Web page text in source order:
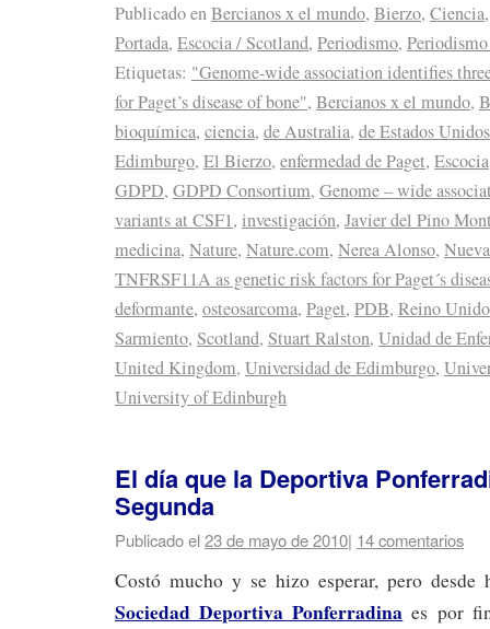
Publicado enBercianos x el mundo, Bierzo, Ciencia
Portada, Escocia / Scotland, Periodismo,
Etiquetas: "Genome-wide association identifies
for Paget’s disease of bone", Bercianos x el mundo,
bioquímica, ciencia, de Australia, de Estados Unidos
Edimburgo, El Bierzo, enfermedad de Paget, Escocia
GDPD, GDPD Consortium, Genome – wide
variants at CSF1, investigación, Javier del Pino
medicina, Nature, Nature.com, Nerea Alonso,
TNFRSF11A as genetic risk factors for Paget´s
deformante, osteosarcoma, Paget, PDB, Reino Unido
Sarmiento, Scotland, Stuart Ralston, Unidad de
United Kingdom, Universidad de Edimburgo,
University of Edinburgh
El día que la Deportiva
Segunda
Publicado el23 de mayo de 2010| 14 comentarios
Costó mucho y se hizo esperar, pero desde
Sociedad Deportiva Ponferradina es por